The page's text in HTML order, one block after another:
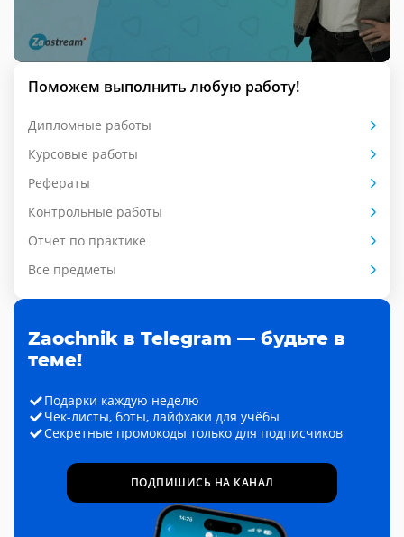
Поможем выполнить любую работу!
Дипломные работы
Курсовые работы
Рефераты
Контрольные работы
Отчет по практике
Все предметы
Zaochnik в Telegram — будьте в
теме!
Подарки каждую неделю
Чек-листы, боты, лайфхаки для учёбы
Секретные промокоды только для подписчиков
ПОДПИШИСЬ НА КАНАЛ